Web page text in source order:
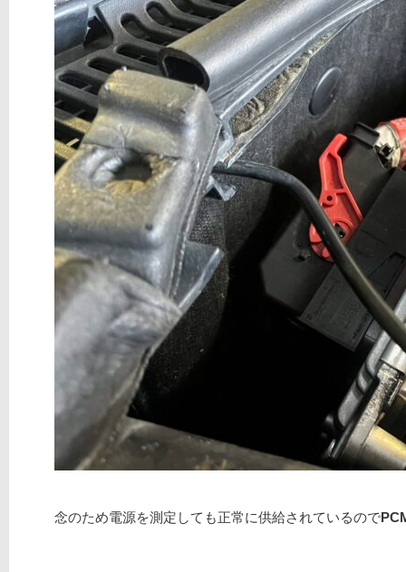
念のため電源を測定しても正常に供給されているので